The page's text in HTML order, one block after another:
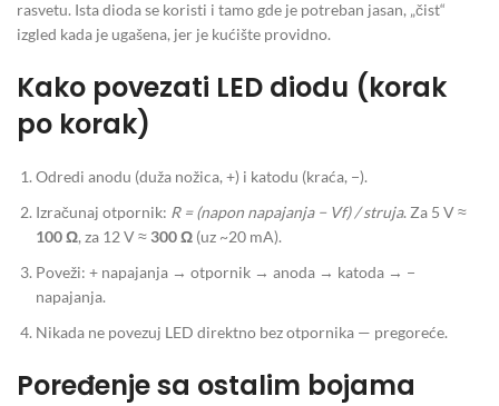
rasvetu. Ista dioda se koristi i tamo gde je potreban jasan, „čist“
izgled kada je ugašena, jer je kućište providno.
Kako povezati LED diodu (korak
po korak)
Odredi anodu (duža nožica, +) i katodu (kraća, −).
Izračunaj otpornik: R = (napon napajanja − Vf) / struja. Za 5 V ≈
100 Ω, za 12 V ≈300 Ω (uz ~20 mA).
Poveži: + napajanja → otpornik → anoda → katoda → −
napajanja.
Nikada ne povezuj LED direktno bez otpornika — pregoreće.
Poređenje sa ostalim bojama